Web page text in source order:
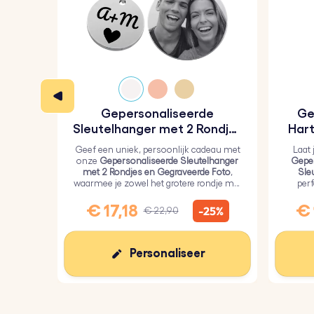
Materiaal:gepolijst roestvrij staal
Kleur: zilver, roségoud, goud
Gepersonaliseerde
Sleutelhanger met 2 Rondjes
en Gegraveerde Foto
Geef een uniek, persoonlijk cadeau met
onze Gepersonaliseerde Sleutelhanger
met 2 Rondjes en Gegraveerde Foto,
waarmee je zowel het grotere rondje met
rondje met tekst kunt graveren.
€ 17,18 € 22,90 -25%
Personaliseer
€